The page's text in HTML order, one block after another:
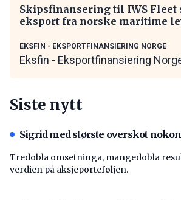
Skipsfinansering til IWS Fleet
eksport fra norske maritime
EKSFIN - EKSPORTFINANSIERING NORGE
Eksfin - Eksportfinansiering
Siste nytt
Sigrid med største overskot
Tredobla omsetninga, mangedobla
verdien på aksjeporteføljen.